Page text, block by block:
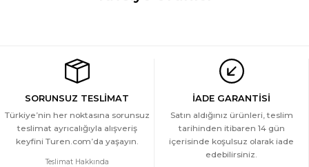
YENİ
1.749 TL
Türen Kadin Desenli Kisa Kol Dokuma Pijama Takimi
SORUNSUZ TESLİMAT
Türkiye’nin her noktasına sorunsuz
teslimat ayrıcalığıyla alışveriş
keyfini Turen.com’da yaşayın.
Teslimat Hakkında
İADE GARANTİSİ
Satın aldığınız ürünleri, teslim
tarihinden itibaren 14 gün
içerisinde koşulsuz olarak iade
edebilirsiniz.